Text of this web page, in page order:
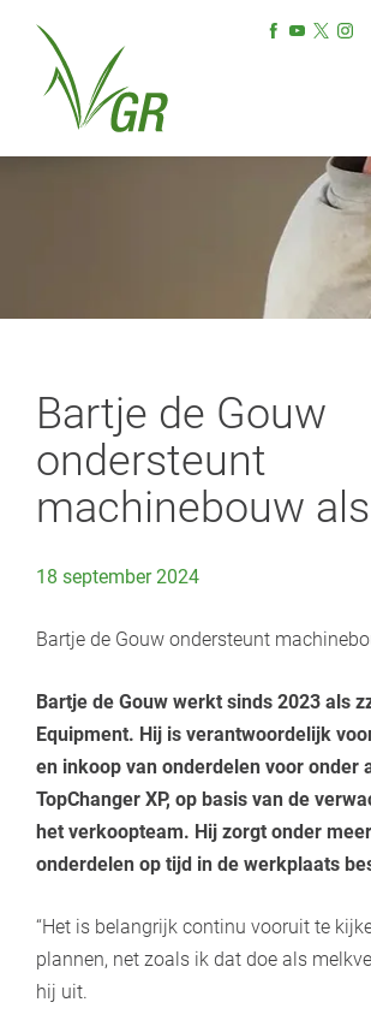
Bartje de Gouw
ondersteunt
machinebouw als
18 september 2024
Bartje de Gouw ondersteunt
Bartje de Gouw werkt sinds 2023 als
Equipment. Hij is verantwoordelijk
en inkoop van onderdelen voor onder
TopChanger XP, op basis van de
het verkoopteam. Hij zorgt onder
onderdelen op tijd in de werkplaats
“Het is belangrijk continu vooruit te
plannen, net zoals ik dat doe als
hij uit.